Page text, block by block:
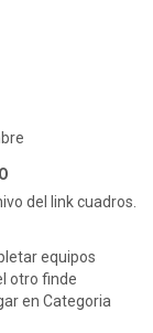
del link cuadros.
equipos
otro finde
en Categoria